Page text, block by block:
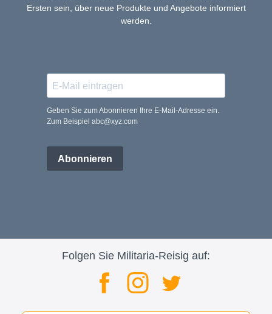
Ersten sein, über neue Produkte und Angebote informiert
werden.
Geben Sie zum Abonnieren Ihre E-Mail-Adresse ein.
Zum Beispiel abc@xyz.com
Abonnieren
Folgen Sie Militaria-Reisig auf: